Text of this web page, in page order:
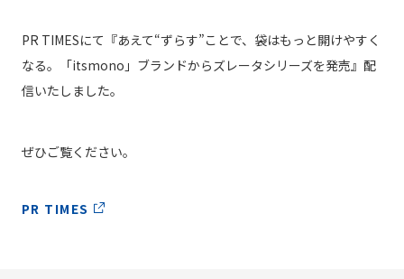
PR TIMESにて『あえて“ずらす”ことで、袋はもっと開けやすく
なる。「itsmono」ブランドからズレータシリーズを発売』配
信いたしました。
ぜひご覧ください。
PR TIMES